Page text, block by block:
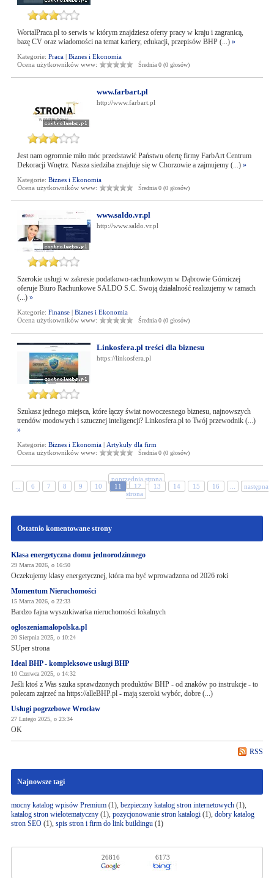
WortalPraca.pl to serwis w którym znajdziesz oferty pracy w kraju i zagranicą,
bazę CV oraz wiadomości na temat kariery, edukacji, przepisów BHP (...) »
Kategorie: Praca| Biznes i Ekonomia
Ocena użytkowników www:
Średnia 0 (0 głosów)
www.farbart.pl
http://www.farbart.pl
Jest nam ogromnie miło móc przedstawić Państwu ofertę firmy FarbArt Centrum
Dekoracji Wnętrz. Nasza siedziba znajduje się w Chorzowie a zajmujemy (...) »
Kategorie: Biznes i Ekonomia
Ocena użytkowników www:
Średnia 0 (0 głosów)
www.saldo.vr.pl
http://www.saldo.vr.pl
Szerokie usługi w zakresie podatkowo-rachunkowym w Dąbrowie Górniczej
oferuje Biuro Rachunkowe SALDO S.C. Swoją działalność realizujemy w ramach
(...) »
Kategorie: Finanse| Biznes i Ekonomia
Ocena użytkowników www:
Średnia 0 (0 głosów)
Linkosfera.pl treści dla biznesu
https://linkosfera.pl
Szukasz jednego miejsca, które łączy świat nowoczesnego biznesu, najnowszych
trendów modowych i sztucznej inteligencji? Linkosfera.pl to Twój przewodnik (...)
»
Kategorie: Biznes i Ekonomia| Artykuły dla firm
Ocena użytkowników www:
Średnia 0 (0 głosów)
poprzednia strona
6 7 8 9 10 11 12 13 14 15 16
następna
strona
Ostatnio komentowane strony
Klasa energetyczna domu jednorodzinnego
29 Marca 2026, o 16:50
Oczekujemy klasy energetycznej, która ma być wprowadzona od 2026 roki
Momentum Nieruchomości
15 Marca 2026, o 22:33
Bardzo fajna wyszukiwarka nieruchomości lokalnych
ogloszeniamalopolska.pl
20 Sierpnia 2025, o 10:24
SUper strona
Ideal BHP - kompleksowe usługi BHP
10 Czerwca 2025, o 14:32
Jeśli ktoś z Was szuka sprawdzonych produktów BHP - od znaków po instrukcje - to
polecam zajrzeć na https://alleBHP.pl - mają szeroki wybór, dobre (...)
Usługi pogrzebowe Wrocław
27 Lutego 2025, o 23:34
OK
RSS
Najnowsze tagi
mocny katalog wpisów Premium(1), bezpieczny katalog stron internetowych(1),
katalog stron wielotematyczny(1), pozycjonowanie stron katalogi(1), dobry katalog
stron SEO(1), spis stron i firm do link buildingu(1)
26816 6173